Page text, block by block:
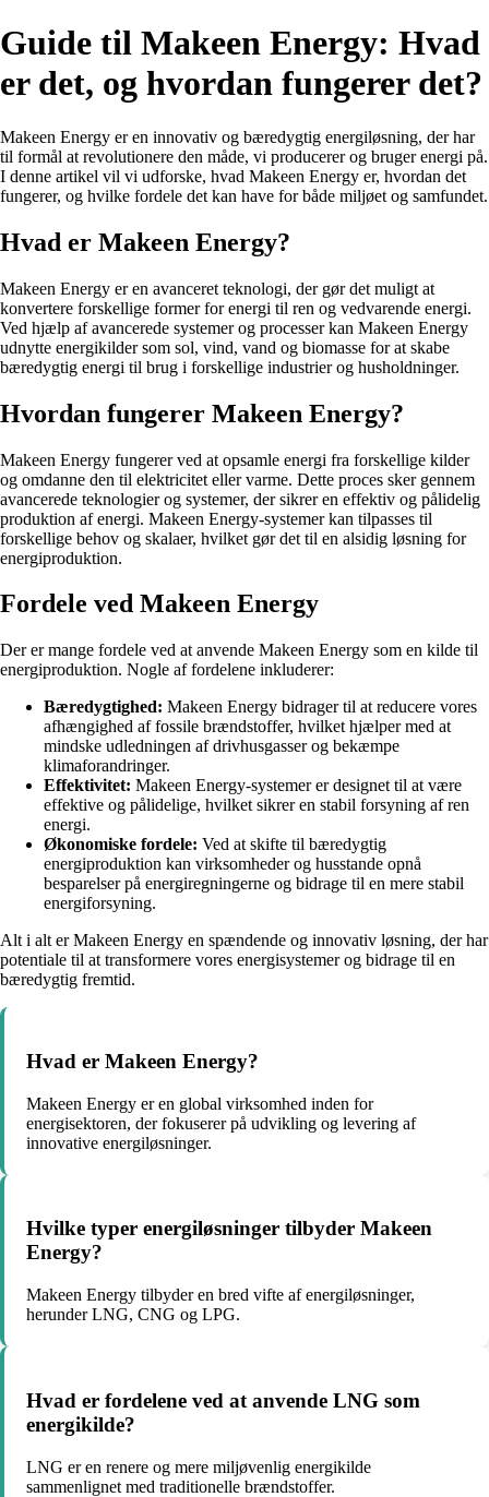
Guide til Makeen Energy: Hvad
er det, og hvordan fungerer det?
Makeen Energy er en innovativ og bæredygtig energiløsning, der har
til formål at revolutionere den måde, vi producerer og bruger energi på.
I denne artikel vil vi udforske, hvad Makeen Energy er, hvordan det
fungerer, og hvilke fordele det kan have for både miljøet og samfundet.
Hvad er Makeen Energy?
Makeen Energy er en avanceret teknologi, der gør det muligt at
konvertere forskellige former for energi til ren og vedvarende energi.
Ved hjælp af avancerede systemer og processer kan Makeen Energy
udnytte energikilder som sol, vind, vand og biomasse for at skabe
bæredygtig energi til brug i forskellige industrier og husholdninger.
Hvordan fungerer Makeen Energy?
Makeen Energy fungerer ved at opsamle energi fra forskellige kilder
og omdanne den til elektricitet eller varme. Dette proces sker gennem
avancerede teknologier og systemer, der sikrer en effektiv og pålidelig
produktion af energi. Makeen Energy-systemer kan tilpasses til
forskellige behov og skalaer, hvilket gør det til en alsidig løsning for
energiproduktion.
Fordele ved Makeen Energy
Der er mange fordele ved at anvende Makeen Energy som en kilde til
energiproduktion. Nogle af fordelene inkluderer:
Bæredygtighed: Makeen Energy bidrager til at reducere vores
afhængighed af fossile brændstoffer, hvilket hjælper med at
mindske udledningen af drivhusgasser og bekæmpe
klimaforandringer.
Effektivitet: Makeen Energy-systemer er designet til at være
effektive og pålidelige, hvilket sikrer en stabil forsyning af ren
energi.
Økonomiske fordele: Ved at skifte til bæredygtig
energiproduktion kan virksomheder og husstande opnå
besparelser på energiregningerne og bidrage til en mere stabil
energiforsyning.
Alt i alt er Makeen Energy en spændende og innovativ løsning, der har
potentiale til at transformere vores energisystemer og bidrage til en
bæredygtig fremtid.
Hvad er Makeen Energy?
Makeen Energy er en global virksomhed inden for
energisektoren, der fokuserer på udvikling og levering af
innovative energiløsninger.
Hvilke typer energiløsninger tilbyder Makeen
Energy?
Makeen Energy tilbyder en bred vifte af energiløsninger,
herunder LNG, CNG og LPG.
Hvad er fordelene ved at anvende LNG som
energikilde?
LNG er en renere og mere miljøvenlig energikilde
sammenlignet med traditionelle brændstoffer.